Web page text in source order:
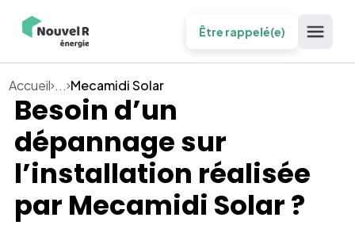
Être rappelé(e)
Accueil ... Mecamidi Solar
Besoin d’un
dépannage sur
l’installation réalisée
par Mecamidi Solar?